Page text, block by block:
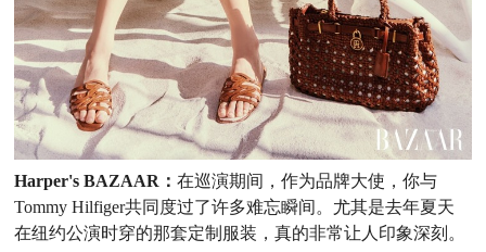
Harper's BAZAAR：在巡演期间，作为品牌大使，你与
Tommy Hilfiger共同度过了许多难忘瞬间。尤其是去年夏天
在纽约公演时穿的那套定制服装，真的非常让人印象深刻。